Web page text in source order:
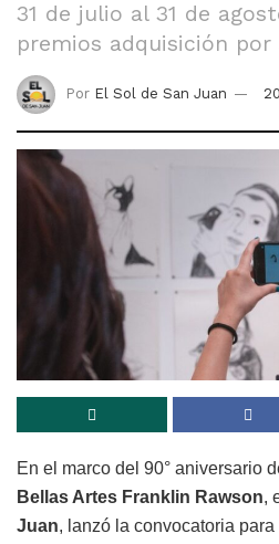
31 de julio al 31 de
premios adquisición por
Por El Sol de San Juan
En el marco del 90° aniversario
Bellas Artes Franklin Rawson,
Juan, lanzó la convocatoria